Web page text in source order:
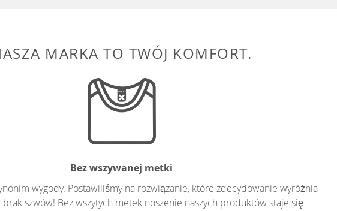
MARKA TO TWÓJ KOMFORT.
Bez wszywanej metki
wygody. Postawiliśmy na rozwiązanie, które zdecydowanie wyróżnia
brak szwów! Bez wszytych metek noszenie naszych produktów staje się